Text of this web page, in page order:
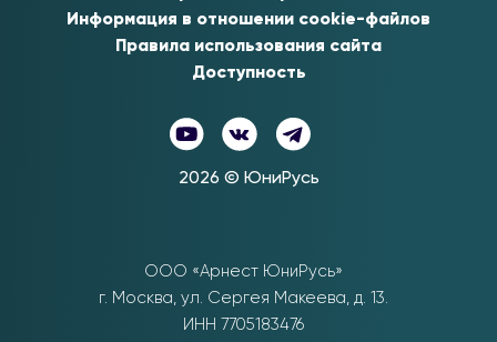
Информация в отношении cookie-файлов
Правила использования сайта
Доступность
2026 © ЮниРусь
ООО «Арнест ЮниРусь»
г. Москва, ул. Сергея Макеева, д. 13.
ИНН 7705183476